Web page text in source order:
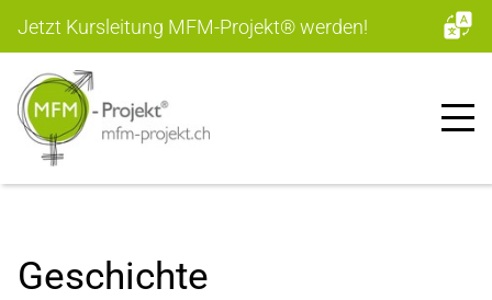
Jetzt Kursleitung MFM-Projekt®werden!
Geschichte